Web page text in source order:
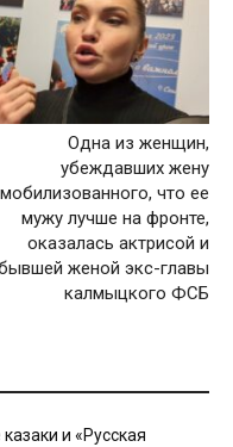
Одна из женщин,
убеждавших жену
мобилизованного, что ее
мужу лучше на фронте,
оказалась актрисой и
женой экс-главы
калмыцкого ФСБ
и «Русская